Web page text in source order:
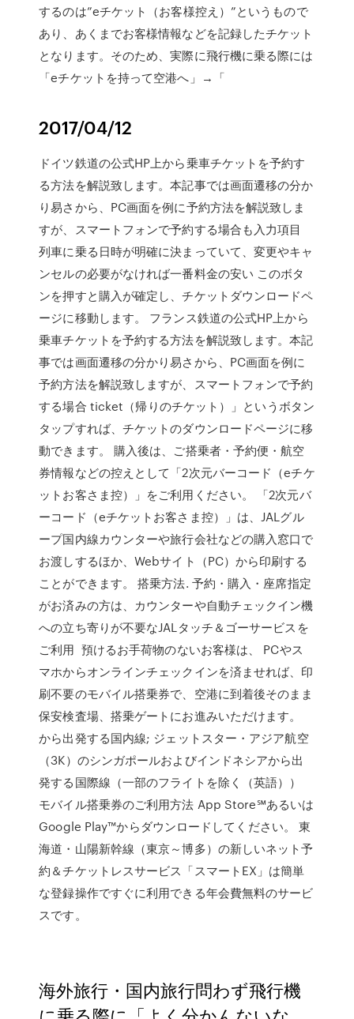
するのは”eチケット（お客様控え）”というもので
あり、あくまでお客様情報などを記録したチケット
となります。そのため、実際に飛行機に乗る際には
「eチケットを持って空港へ」→「
2017/04/12
ドイツ鉄道の公式HP上から乗車チケットを予約す
る方法を解説致します。本記事では画面遷移の分か
り易さから、PC画面を例に予約方法を解説致しま
すが、スマートフォンで予約する場合も入力項目
列車に乗る日時が明確に決まっていて、変更やキャ
ンセルの必要がなければ一番料金の安い このボタ
ンを押すと購入が確定し、チケットダウンロードペ
ージに移動します。 フランス鉄道の公式HP上から
乗車チケットを予約する方法を解説致します。本記
事では画面遷移の分かり易さから、PC画面を例に
予約方法を解説致しますが、スマートフォンで予約
する場合 ticket（帰りのチケット）」というボタン
タップすれば、チケットのダウンロードページに移
動できます。 購入後は、ご搭乗者・予約便・航空
券情報などの控えとして「2次元バーコード（eチケ
ットお客さま控）」をご利用ください。 「2次元バ
ーコード（eチケットお客さま控）」は、JALグル
ープ国内線カウンターや旅行会社などの購入窓口で
お渡しするほか、Webサイト（PC）から印刷する
ことができます。 搭乗方法. 予約・購入・座席指定
がお済みの方は、カウンターや自動チェックイン機
への立ち寄りが不要なJALタッチ＆ゴーサービスを
ご利用 預けるお手荷物のないお客様は、 PCやス
マホからオンラインチェックインを済ませれば、印
刷不要のモバイル搭乗券で、空港に到着後そのまま
保安検査場、搭乗ゲートにお進みいただけます。
から出発する国内線; ジェットスター・アジア航空
（3K）のシンガポールおよびインドネシアから出
発する国際線（一部のフライトを除く（英語））
モバイル搭乗券のご利用方法 App Store℠あるいは
Google Play™からダウンロードしてください。 東
海道・山陽新幹線（東京～博多）の新しいネット予
約＆チケットレスサービス「スマートEX」は簡単
な登録操作ですぐに利用できる年会費無料のサービ
スです。
海外旅行・国内旅行問わず飛行機